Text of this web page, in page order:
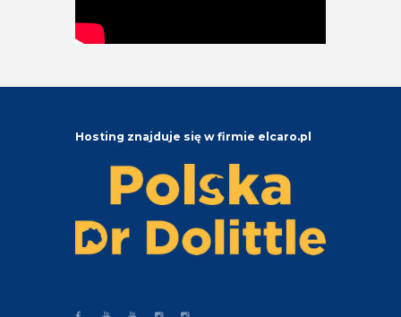
Hosting znajduje się w firmie elcaro.pl